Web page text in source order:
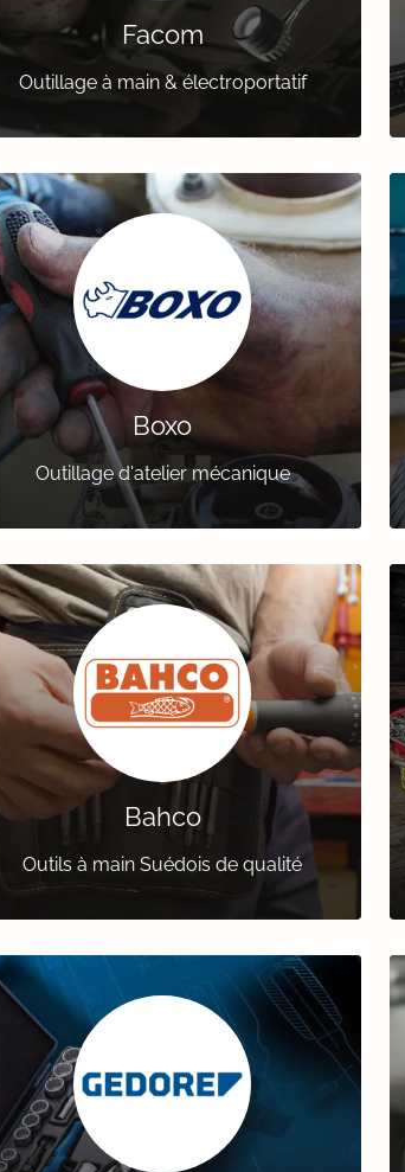
Facom
Outillage à main & électroportatif
Boxo
Outillage d'atelier mécanique
Bahco
Outils à main Suédois de qualité